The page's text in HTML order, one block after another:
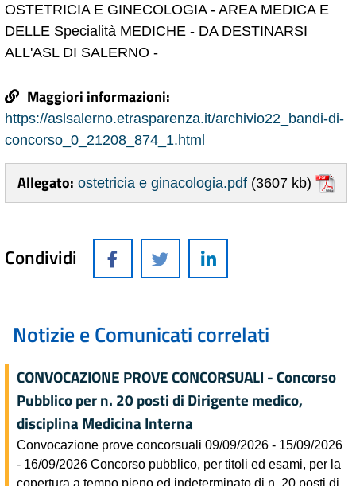
OSTETRICIA E GINECOLOGIA - AREA MEDICA E
DELLE Specialità MEDICHE - DA DESTINARSI
ALL'ASL DI SALERNO -
Maggiori informazioni:
https://aslsalerno.etrasparenza.it/archivio22_bandi-di-
concorso_0_21208_874_1.html
Allegato: ostetricia e ginacologia.pdf (3607 kb)
Condividi
Notizie e Comunicati correlati
CONVOCAZIONE PROVE CONCORSUALI - Concorso
Pubblico per n. 20 posti di Dirigente medico,
disciplina Medicina Interna
Convocazione prove concorsuali 09/09/2026 - 15/09/2026
- 16/09/2026 Concorso pubblico, per titoli ed esami, per la
copertura a tempo pieno ed indeterminato di n. 20 posti di